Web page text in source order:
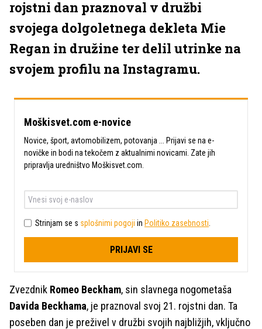
rojstni dan praznoval v družbi
svojega dolgoletnega dekleta Mie
Regan in družine ter delil utrinke na
svojem profilu na Instagramu.
Moškisvet.com e-novice
Novice, šport, avtomobilizem, potovanja ... Prijavi se na e-
novičke in bodi na tekočem z aktualnimi novicami. Zate jih
pripravlja uredništvo Moškisvet.com.
Strinjam se s splošnimi pogoji in Politiko zasebnosti
PRIJAVI SE
Zvezdnik Romeo Beckham, sin slavnega nogometaša
Davida Beckhama, je praznoval svoj 21. rojstni dan. Ta
poseben dan je preživel v družbi svojih najbližjih, vključno